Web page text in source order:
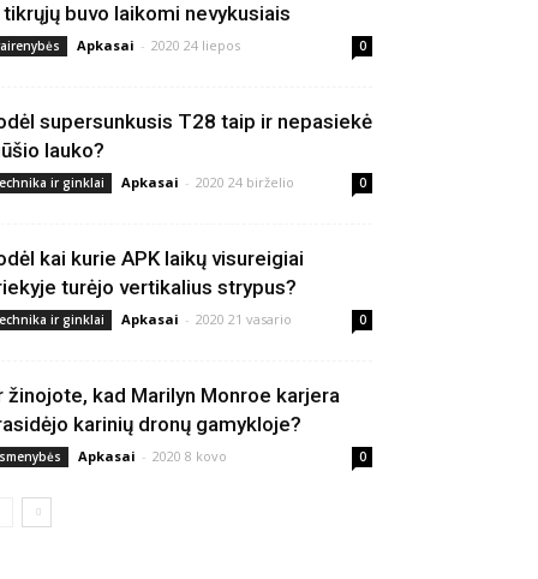
tikrųjų buvo laikomi nevykusiais
Apkasai - 2020 24 liepos 0
supersunkusis T28 taip ir nepasiekė
lauko?
ir ginklai Apkasai - 2020 24 birželio 0
kai kurie APK laikų visureigiai
turėjo vertikalius strypus?
ir ginklai Apkasai - 2020 21 vasario 0
žinojote, kad Marilyn Monroe karjera
karinių dronų gamykloje?
Apkasai - 2020 8 kovo 0